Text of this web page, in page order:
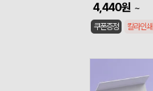
4,440원 ~
쿠폰증정 칼라인쇄